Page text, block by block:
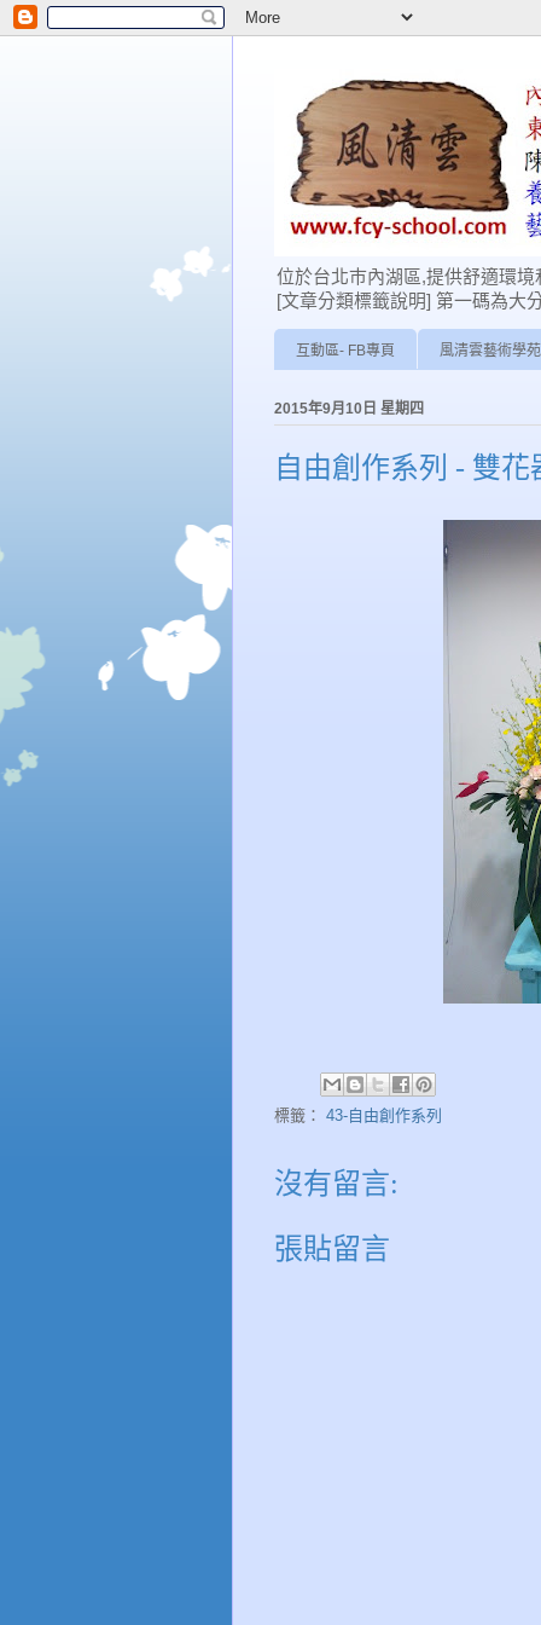
位於台北巿內湖區,提供舒適環
[文章分類標籤說明] 第一碼為大
互動區- FB專頁 風清雲藝術學
2015年9月10日 星期四
自由創作系列 - 雙花
標籤： 43-自由創作系列
沒有留言:
張貼留言